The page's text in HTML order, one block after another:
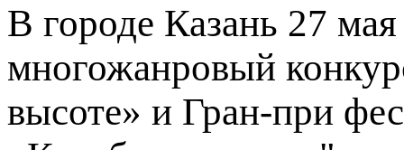
В городе Казань 27
многожанровый
высоте» и Гран-при